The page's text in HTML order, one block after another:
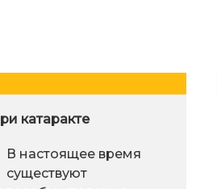
врача и
пока еще
катаракте
В настоящее время
существуют